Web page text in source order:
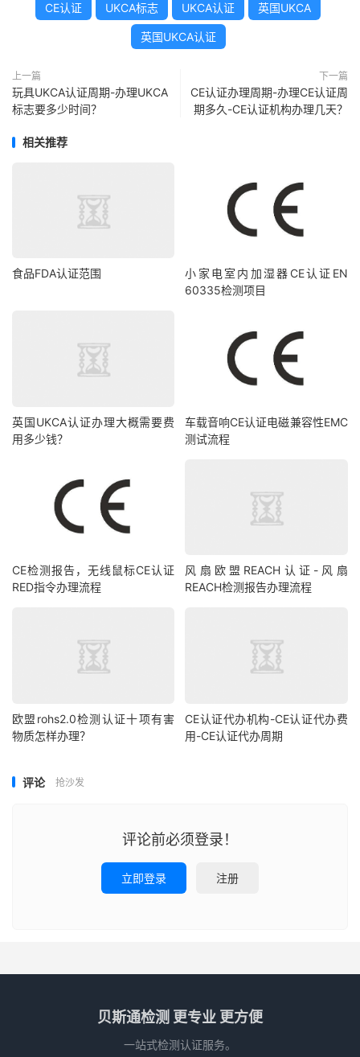
CE认证 UKCA标志 UKCA认证 英国UKCA
英国UKCA认证
上一篇
玩具UKCA认证周期-办理UKCA
标志要多少时间？
下一篇
CE认证办理周期-办理CE认证周
期多久-CE认证机构办理几天？
相关推荐
食品FDA认证范围
小家电室内加湿器CE认证EN
60335检测项目
英国UKCA认证办理大概需要费
用多少钱？
车载音响CE认证电磁兼容性EMC
测试流程
CE检测报告，无线鼠标CE认证
RED指令办理流程
风扇欧盟REACH认证-风扇
REACH检测报告办理流程
欧盟rohs2.0检测认证十项有害
物质怎样办理？
CE认证代办机构-CE认证代办费
用-CE认证代办周期
评论 抢沙发
评论前必须登录！
立即登录 注册
贝斯通检测 更专业 更方便
一站式检测认证服务。